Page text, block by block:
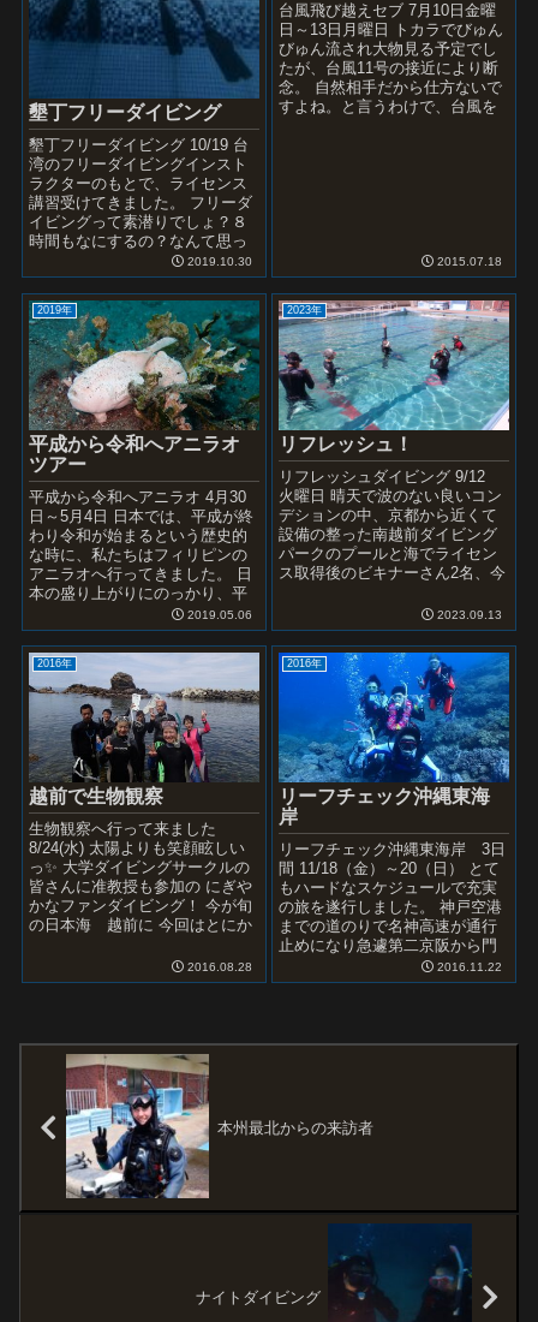
墾丁フリーダイビング
墾丁フリーダイビング 10/19 台
湾のフリーダイビングインスト
ラクターのもとで、ライセンス
講習受けてきました。 フリーダ
イビングって素潜りでしょ？８
時間もなにするの？なんて思っ
てましたが、甘かった・・・。
まずは午前中...
2019.10.30
台風飛び越えセブ 7月10日金曜
日～13日月曜日 トカラでびゅん
びゅん流され大物見る予定でし
たが、台風11号の接近により断
念。 自然相手だから仕方ないで
すよね。と言うわけで、台風を
2015.07.18
2019年
平成から令和へアニラオ
ツアー
平成から令和へアニラオ 4月30
日～5月4日 日本では、平成が終
わり令和が始まるという歴史的
な時に、私たちはフィリピンの
アニラオへ行ってきました。 日
本の盛り上がりにのっかり、平
成最後の夕陽 北は長野から、南
は宮崎まで各地に...
2019.05.06
2023年
リフレッシュ！
リフレッシュダイビング 9/12
火曜日 晴天で波のない良いコン
デションの中、京都から近くて
設備の整った南越前ダイビング
パークのプールと海でライセン
ス取得後のビキナーさん2名、今
たレスキューさん、人生...2023.09.13
2016年
越前で生物観察
生物観察へ行って来ました
8/24(水) 太陽よりも笑顔眩しい
っ✨ 大学ダイビングサークルの
皆さんに准教授も参加の にぎや
かなファンダイビング！ 今が旬
の日本海 越前に 今回はとにか
2016.08.28
2016年
リーフチェック沖縄東海
岸
リーフチェック沖縄東海岸 3日
間 11/18（金）～20（日） とて
もハードなスケジュールで充実
の旅を遂行しました。 神戸空港
までの道のりで名神高速が通行
止めになり急遽第二京阪から門
真そして湾岸線経由 時間が読め
ないから早朝3時...
2016.11.22
本州最北からの来訪者
ナイトダイビング